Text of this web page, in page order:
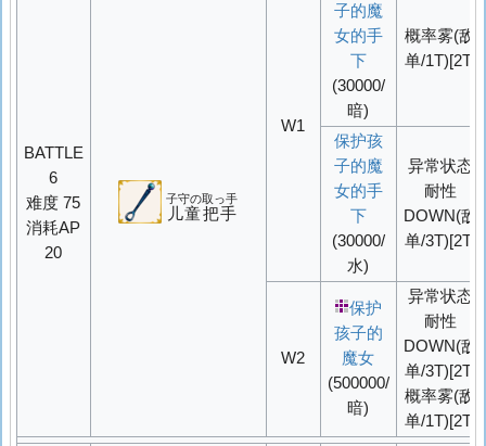
BATTLE
6
难度 75
消耗AP
20
儿童把手
子守の取っ手
W1
子的魔
女的手
下
(30000/
暗)
概率雾(敌
单/1T)[2T]
保护孩
子的魔
女的手
下
(30000/
水)
异常状态
耐性
DOWN(敌
单/3T)[2T]
W2
保护
孩子的
魔女
(500000/
暗)
异常状态
耐性
DOWN(敌
单/3T)[2T]
概率雾(敌
单/1T)[2T]